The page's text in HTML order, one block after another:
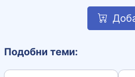
Подобни теми: